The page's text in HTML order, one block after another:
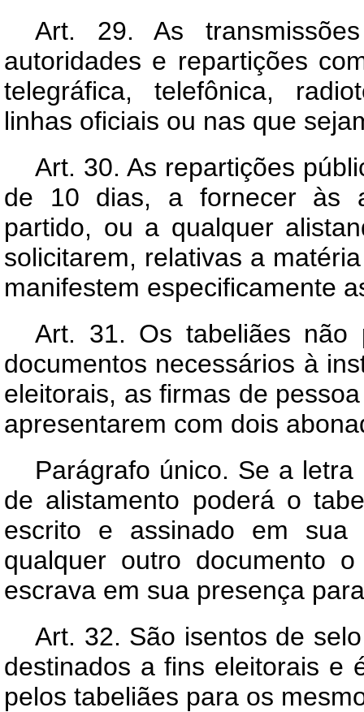
Art. 29. As
autoridades e repartições
telegráfica, telefônica,
linhas oficiais ou nas que
Art. 30. As repartições
de 10 dias, a fornecer às
partido, ou a qualquer
solicitarem, relativas a
manifestem especificamente
Art. 31. Os tabeliães não
documentos necessários à
eleitorais, as firmas de
apresentarem com dois
Parágrafo único. Se a
de alistamento poderá o
escrito e assinado em
qualquer outro documento
escrava em sua presença
Art. 32. São isentos de
destinados a fins eleitorais e
pelos tabeliães para os